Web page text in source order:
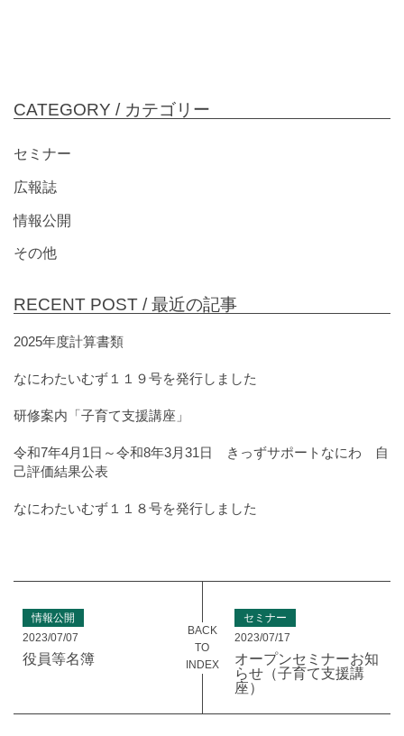
CATEGORY / カテゴリー
セミナー
広報誌
情報公開
その他
RECENT POST /最近の記事
2025年度計算書類
なにわたいむず１１９号を発行しました
研修案内「子育て支援講座」
令和7年4月1日～令和8年3月31日 きっずサポートなにわ 自
己評価結果公表
なにわたいむず１１８号を発行しました
情報公開
2023/07/07
役員等名簿
BACK
TO
INDEX
セミナー
2023/07/17
オープンセミナーお知
らせ（子育て支援講
座）